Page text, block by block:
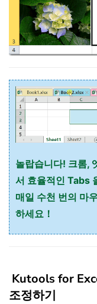
놀랍습니다! 크롬,
서 효율적인 Tabs
매일 수천 번의 마
하세요！
Kutools for
조정하기